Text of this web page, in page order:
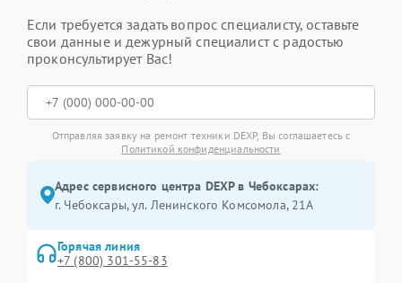
Если требуется задать вопрос специалисту, оставьте
свои данные и дежурный специалист с радостью
проконсультирует Вас!
Отправляя заявку на ремонт техники DEXP, Вы соглашаетесь с
Политикой конфиденциальности
Адрес сервисного центра DEXP в Чебоксарах:
г. Чебоксары, ул. Ленинского Комсомола, 21А
Горячая линия
+7 (800) 301-55-83